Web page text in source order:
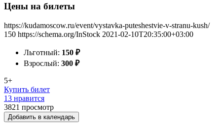
Цены на билеты
https://kudamoscow.ru/event/vystavka-puteshestvie-v-stranu-kush/
150 https://schema.org/InStock 2021-02-10T20:35:00+03:00
Льготный: 150 ₽
Взрослый: 300 ₽
5+
Купить билет
13 нравится
3821 просмотр
Добавить в календарь